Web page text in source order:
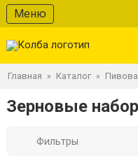
Меню
Главная » Каталог »
Зерновые
Фильтры